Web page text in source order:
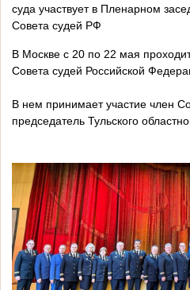
суда участвует в Пленарном
Совета судей РФ
В Москве с 20 по 22 мая
Совета судей Российской
В нем принимает участие член
председатель Тульского